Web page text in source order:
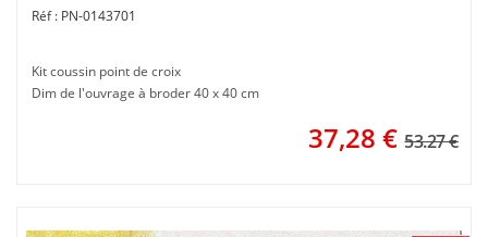
PN-0143701
Kit coussin point de croix
Dim de l'ouvrage à broder 40 x 40 cm
37,28 € 53.27 €